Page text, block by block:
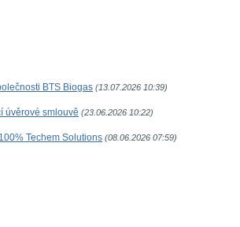
BTS Biogas (13.07.2026 10:39)
úvěrové smlouvě (23.06.2026 10:22)
Techem Solutions (08.06.2026 07:59)